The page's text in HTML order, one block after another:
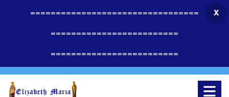
=================================
=========================
=========================
X